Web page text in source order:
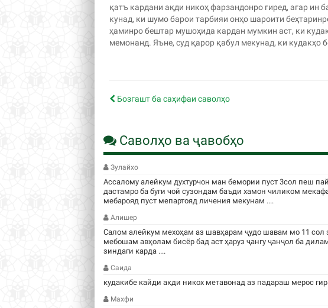
қатъ кардани ақди никоҳ фарзандонро гиред, агар
кунад, ки шумо барои тарбияи онҳо шароити
ҳаминро бештар мушоҳида кардан мумкин аст, ки
мемонанд. Яъне, суд қарор қабул мекунад, ки кудакҳо
Бозгашт ба саҳифаи саволҳо
Саволҳо ва ҷавобҳо
Зулайхо
Ассалому алейкум духтурчон ман бемории пуст 3сол пеш
дастамро ба буги чой сузондам баъди хамон чиликом
мебарояд пуст мепартояд личения мекунам ....
Алишер
Салом алейкум мехоҳам аз шавҳарам ҷудо шавам мо 11 сол
мебошам авҳолам бисёр бад аст ҳаруз ҷангу ҷанҷол ба
зиндаги карда ....
Саида
кудакибе кайди акди никох метавонад аз падараш мерос
Махфи